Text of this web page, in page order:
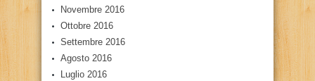
Novembre 2016
Ottobre 2016
Settembre 2016
Agosto 2016
Luglio 2016